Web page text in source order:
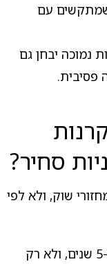
עם
נמוכה יבחן גם
פסיבית.
סחיר?
שוק, ולא לפי
בדקו תשואה ממוצעת על פני 3 ו-5 שנים, ולא רק